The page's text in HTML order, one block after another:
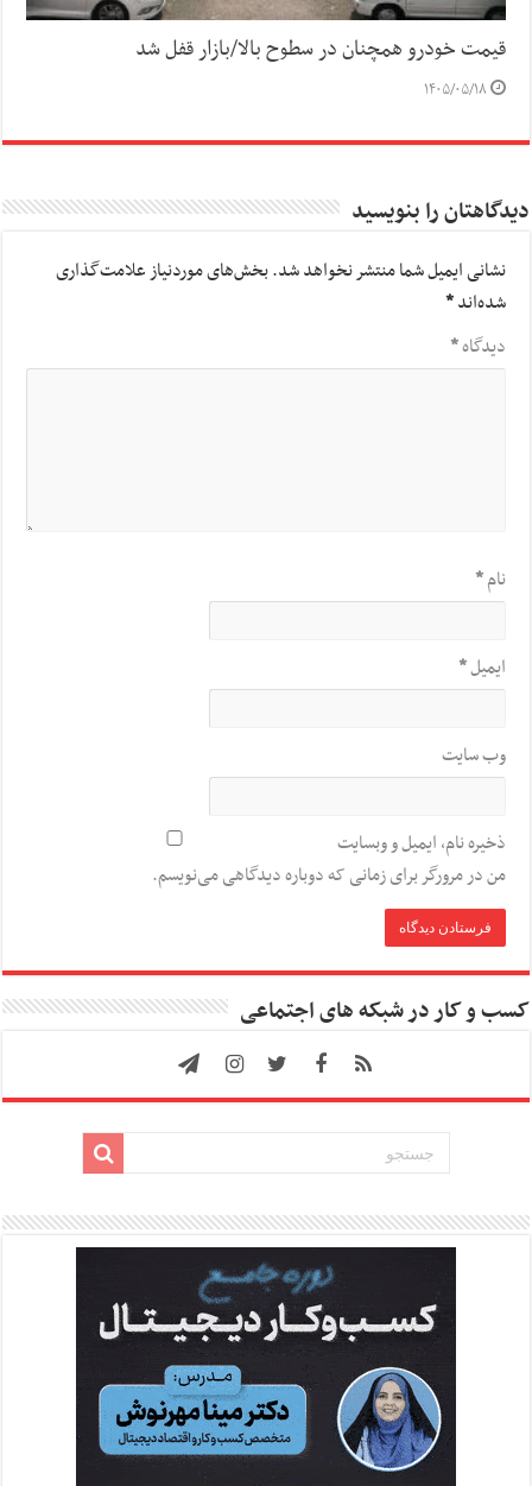
قیمت خودرو همچنان در سطوح بالا/بازار قفل شد
۱۴۰۵/۰۵/۱۸
دیدگاهتان را بنویسید
نشانی ایمیل شما منتشر نخواهد شد.بخش‌های موردنیاز علامت‌گذاری
شده‌اند*
دیدگاه*
نام*
ایمیل*
وب‌ سایت
ذخیره نام، ایمیل و وبسایت
من در مرورگر برای زمانی که دوباره دیدگاهی می‌نویسم.
کسب و کار در شبکه های اجتماعی